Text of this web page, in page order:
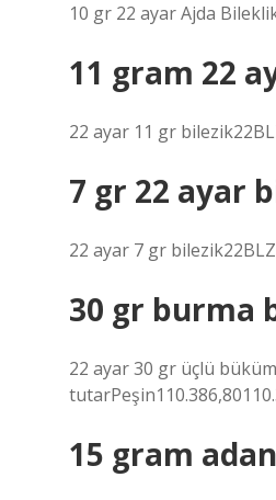
10 gr 22 ayar Ajda
11 gram 22
22 ayar 11 gr
7 gr 22 ayar
22 ayar 7 gr
30 gr burma
22 ayar 30 gr üçlü
15 gram